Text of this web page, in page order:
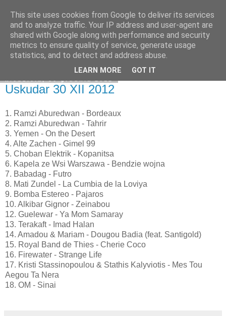
Na obrzeżach
Uskudar 30 XII 2012
1. Ramzi Aburedwan - Bordeaux
2. Ramzi Aburedwan - Tahrir
3. Yemen - On the Desert
4. Alte Zachen - Gimel 99
5. Choban Elektrik - Kopanitsa
6. Kapela ze Wsi Warszawa - Bendzie wojna
7. Babadag - Futro
8. Mati Zundel - La Cumbia de la Loviya
9. Bomba Estereo - Pajaros
10. Alkibar Gignor - Zeinabou
12. Guelewar - Ya Mom Samaray
13. Terakaft - Imad Halan
14. Amadou & Mariam - Dougou Badia (feat. Santigold)
15. Royal Band de Thies - Cherie Coco
16. Firewater - Strange Life
17. Kristi Stassinopoulou & Stathis Kalyviotis - Mes Tou
Aegou Ta Nera
18. OM - Sinai
This site uses cookies from Google to deliver its services
and to analyze traffic. Your IP address and user-agent are
shared with Google along with performance and security
metrics to ensure quality of service, generate usage
statistics, and to detect and address abuse.
LEARN MORE GOT IT